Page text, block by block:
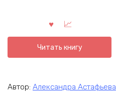
Читать книгу
Автор: Александра Астафьева